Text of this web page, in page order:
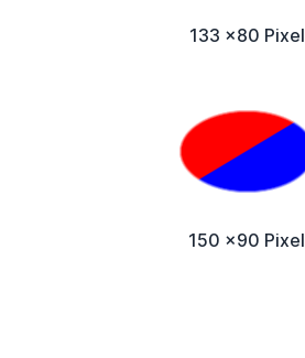
133 x80 Pixel
150 x90 Pixel